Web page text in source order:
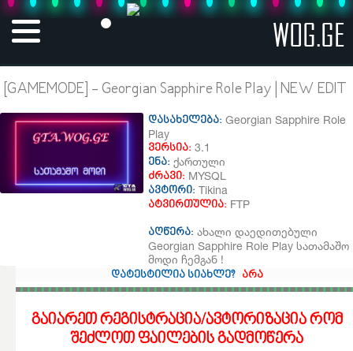
WOG.GE
[GAMEMODE] - Georgian Sapphire Role Play | NEW EDIT
დასახელება: Georgian Sapphire Role
Play
ვერსია: 3.1
ენა: ქართული
ძრავი: MYSQL
ავტორი: Tikina
ატვირთულია: FTP
აღწერა: ახალი დაედითებული
Georgian Sapphire Role Play სათამაშო
მოდი ჩემგან !
დატესტილია სიახლე?
არა
გაიარეთ რეგისტრაცია/ავტორიზაცია რომ
შეძლოთ ფაილების გადმოწერა